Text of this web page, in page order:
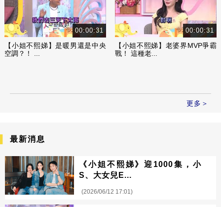
00:00:31
【小姐不熙娣】是暖男還是中央
空調？！ ...
00:00:31
【小姐不熙娣】老婆界MVP爭霸
戰！ 這種老...
更多＞
最新消息
《小姐不熙娣》迎1000集，小
S、大女兒E...
(2026/06/12 17:01)